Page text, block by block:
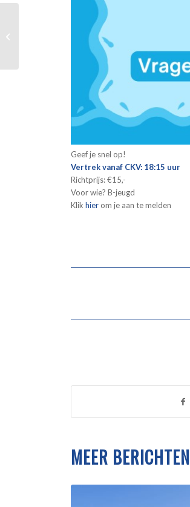
Geef je snel op!
Vertrek vanaf CKV: 18:15 uur
Richtprijs: €15,-
Voor wie? B-jeugd
Klikhier om je aan te melden
MEER BERICHTEN
Vooruitblik zaterdag 11